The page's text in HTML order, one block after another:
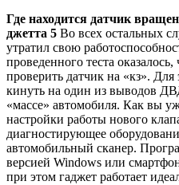
Где находится датчик
джетта 5 Во всех остальных
утратил свою
проведенного теста
проверить датчик на «кз».
кинуть на один из выводов
«массе» автомобиля. Как вы
настройки работы нового
диагностирующее
автомобильный сканер.
версией Windows или
при этом гаджет работает